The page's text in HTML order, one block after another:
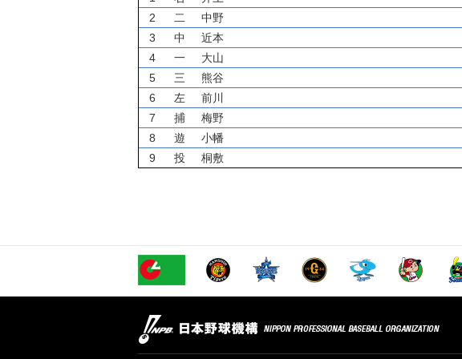
2
二
中野
3
中
近本
4
一
大山
5
三
熊谷
6
左
前川
7
捕
梅野
8
遊
小幡
9
投 桐敷